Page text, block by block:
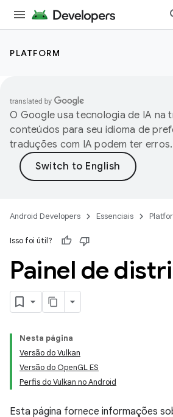
PLATFORM
O Google usa tecnologia de IA na
conteúdos para seu idioma de
traduções com IA podem ter erros.
Android Developers Essenciais
Isso foi útil?
Painel de
Nesta página
Versão do Vulkan
Versão do OpenGL ES
Perfis do Vulkan no Android
Esta página fornece informações